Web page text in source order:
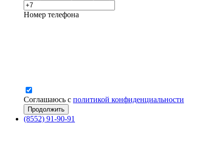
Номер телефона
Соглашаюсь с политикой конфиденциальности
(8552) 91-90-91